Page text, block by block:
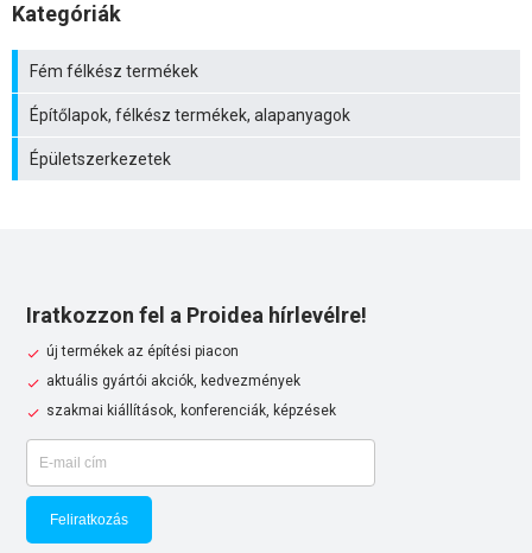
Kategóriák
Fém félkész termékek
Építőlapok, félkész termékek, alapanyagok
Épületszerkezetek
Iratkozzon fel a Proidea hírlevélre!
új termékek az építési piacon
aktuális gyártói akciók, kedvezmények
szakmai kiállítások, konferenciák, képzések
Feliratkozás